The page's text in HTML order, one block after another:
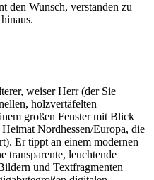
den Wunsch, verstanden zu
weiser Herr (der Sie
holzvertäfelten
großen Fenster mit Blick
Nordhessen/Europa, die
Er tippt an einem modernen
transparente, leuchtende
und Textfragmenten